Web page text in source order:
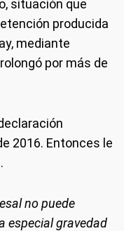
situación que
producida
mediante
por más de
2016. Entonces le
no puede
especial gravedad